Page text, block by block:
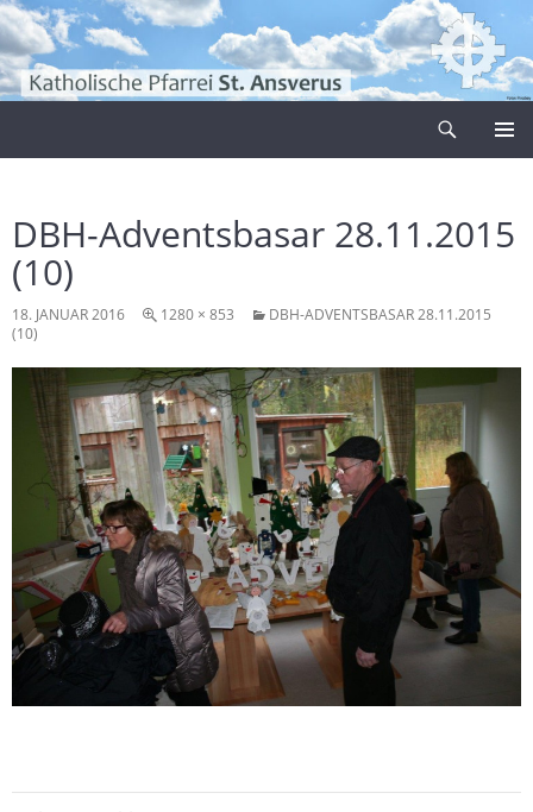
Zum
Inhalt
springen
DBH-Adventsbasar 28.11.2015
(10)
18. JANUAR 2016 1280 × 853
DBH-ADVENTSBASAR 28.11.2015
(10)